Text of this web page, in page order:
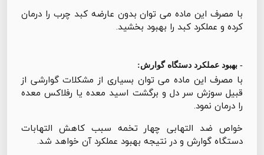
با مصرف این ماده می توان بدون عارضه کبد چرب را درمان
کرده و عملکرد کبد را بهبود بخشید.
- بهبود عملکرد دستگاه گوارش:
با مصرف این ماده می توان بسیاری از مشکلات گوارشی از
قبیل سوزش سر دل و برگشت اسید معده یا رفلاکس معده
را درمان نمود.
خواص ضد التهابی چهار تخمه سبب کاهش التهابات
دستگاه گوارش و در نتیجه بهبود عملکرد آن خواهد شد.